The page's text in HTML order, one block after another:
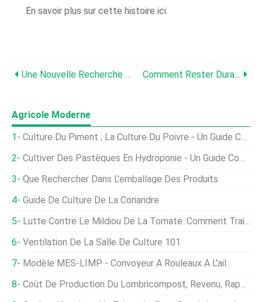
En savoir plus sur cette histoire ici.
Une Nouvelle Recherche Met En Lumière L'utilisation De La Litière De Volaille Comme Engrais Et La Santé Du Sol Comment Rester Durable Tout En Développant Votre Entreprise Avicole
Agricole Moderne
Culture Du Piment ; La Culture Du Poivre - Un Guide Complet
Cultiver Des Pastèques En Hydroponie - Un Guide Complet
Que Rechercher Dans L'emballage Des Produits
Guide De Culture De La Coriandre
Lutte Contre Le Mildiou De La Tomate :comment Traiter Le Mildiou Des Tomates
Ventilation De La Salle De Culture 101
Modèle MES-LIMP - Convoyeur À Rouleaux À L'ail
Coût De Production Du Lombricompost, Revenu, Rapport De Projet